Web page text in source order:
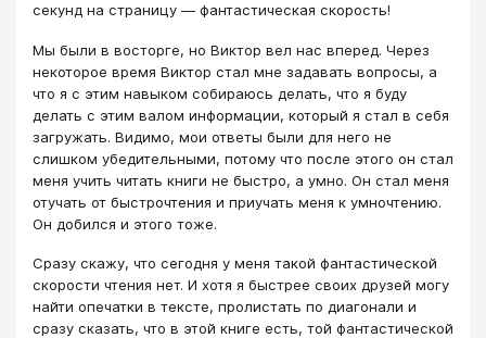
секунд на страницу — фантастическая скорость!
Мы были в восторге, но Виктор вел нас вперед. Через
некоторое время Виктор стал мне задавать вопросы, а
что я с этим навыком собираюсь делать, что я буду
делать с этим валом информации, который я стал в себя
загружать. Видимо, мои ответы были для него не
слишком убедительными, потому что после этого он стал
меня учить читать книги не быстро, а умно. Он стал меня
отучать от быстрочтения и приучать меня к умночтению.
Он добился и этого тоже.
Сразу скажу, что сегодня у меня такой фантастической
скорости чтения нет. И хотя я быстрее своих друзей могу
найти опечатки в тексте, пролистать по диагонали и
сразу сказать, что в этой книге есть, той фантастической